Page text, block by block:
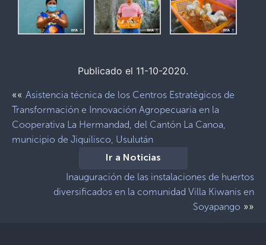
Publicado el 11-10-2020.
«« Asistencia técnica de los Centros Estratégicos de
Transformación e Innovación Agropecuaria en la
Cooperativa La Hermandad, del Cantón La Canoa,
municipio de Jiquilisco, Usulután
Ir a Noticias
Inauguración de las instalaciones de huertos
diversificados en la comunidad Villa Kiwanis en
Soyapango »»